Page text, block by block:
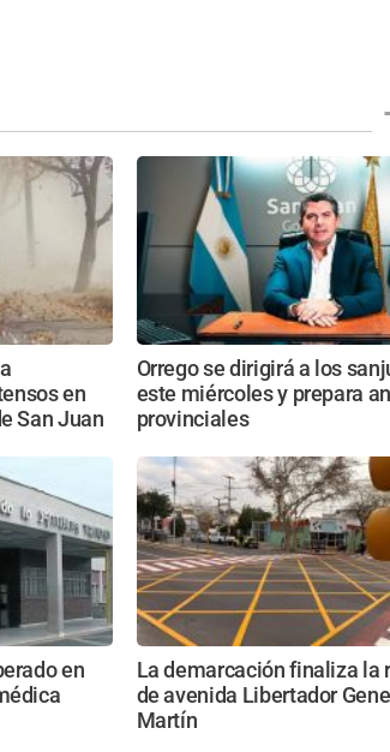
en
San Juan
Orrego se dirigirá a los
este miércoles y prepara
provinciales
en
La demarcación finaliza la
de avenida Libertador
Martín